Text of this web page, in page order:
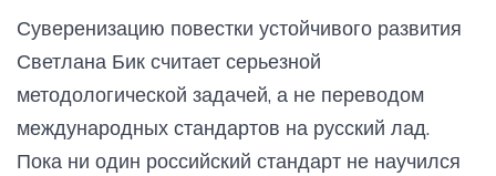
Суверенизацию повестки устойчивого развития
Светлана Бик считает серьезной
методологической задачей, а не переводом
международных стандартов на русский лад.
Пока ни один российский стандарт не научился